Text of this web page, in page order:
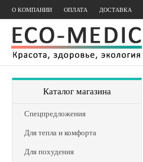
О КОМПАНИИ ОПЛАТА ДОСТАВКА
Каталог магазина
Спецпредложения
Для тепла и комфорта
Для похудения